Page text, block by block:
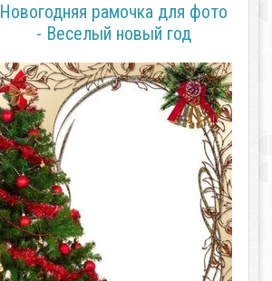
Новогодняя рамочка для фото
- Веселый новый год